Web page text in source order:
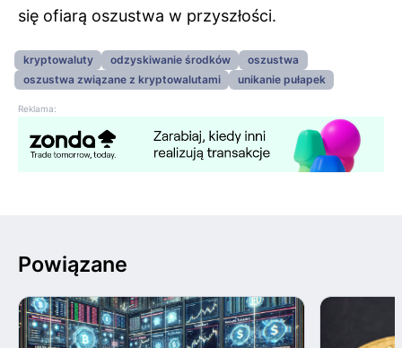
się ofiarą oszustwa w przyszłości.
kryptowaluty odzyskiwanie środków
oszustwa
oszustwa związane z kryptowalutami
unikanie pułapek
Reklama:
Powiązane